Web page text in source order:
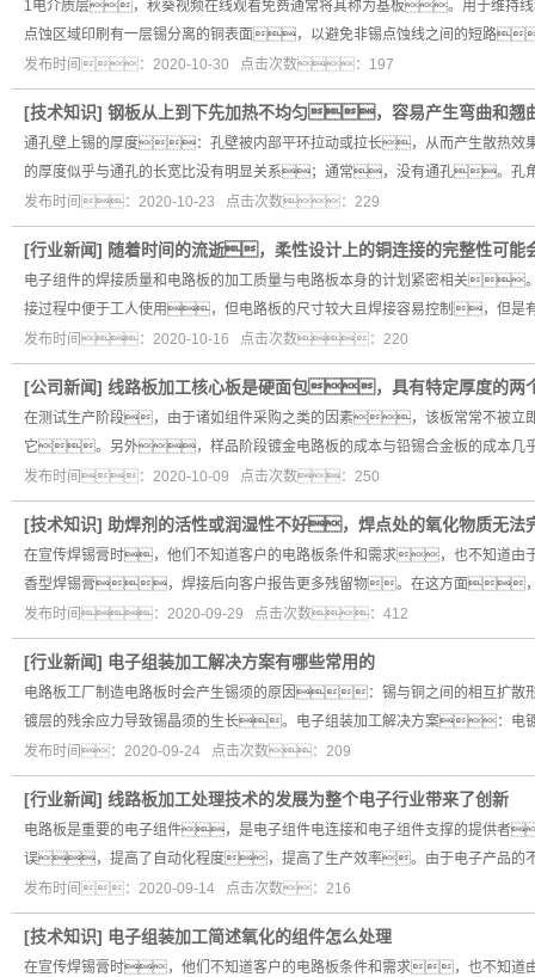
1电介质层，秋葵视频在线观看免费通常将其称为基板。用于
点蚀区域印刷有一层锡分离的铜表面，以避免非锡点蚀线之间的短路
发布时间：2020-10-30 点击次数：197
[技术知识] 钢板从上到下先加热不均匀，容易产生弯曲和翘
通孔壁上锡的厚度：孔壁被内部平环拉动或拉长，从而产生散
的厚度似乎与通孔的长宽比没有明显关系；通常，没有通孔。孔
发布时间：2020-10-23 点击次数：229
[行业新闻] 随着时间的流逝，柔性设计上的铜连接的完整性可能
电子组件的焊接质量和电路板的加工质量与电路板本身的计划紧密相关
接过程中便于工人使用，但电路板的尺寸较大且焊接容易控制，
发布时间：2020-10-16 点击次数：220
[公司新闻] 线路板加工核心板是硬面包，具有特定厚度的两
在测试生产阶段，由于诸如组件采购之类的因素，该板常常不被
它。另外，样品阶段镀金电路板的成本与铅锡合金板的成本
发布时间：2020-10-09 点击次数：250
[技术知识] 助焊剂的活性或润湿性不好，焊点处的氧化物质无法
在宣传焊锡膏时，他们不知道客户的电路板条件和需求，也不知
香型焊锡膏，焊接后向客户报告更多残留物。在这方面，
发布时间：2020-09-29 点击次数：412
[行业新闻] 电子组装加工解决方案有哪些常用的
电路板工厂制造电路板时会产生锡须的原因：锡与铜之间的相互
镀层的残余应力导致锡晶须的生长。电子组装加工解决方案：电
发布时间：2020-09-24 点击次数：209
[行业新闻] 线路板加工处理技术的发展为整个电子行业带来了创新
电路板是重要的电子组件，是电子组件电连接和电子组件支撑的提供
误，提高了自动化程度，提高了生产效率。由于电子产品的
发布时间：2020-09-14 点击次数：216
[技术知识] 电子组装加工简述氧化的组件怎么处理
在宣传焊锡膏时，他们不知道客户的电路板条件和需求，也不知